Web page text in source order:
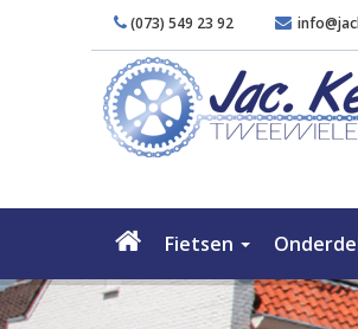
(073) 549 23 92
Fietsen